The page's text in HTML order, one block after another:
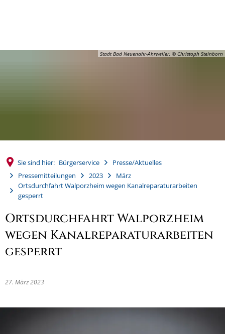
Stadt Bad Neuenahr-Ahrweiler, © Christoph Steinborn
Sie sind hier: Bürgerservice
Presse/Aktuelles
Pressemitteilungen
2023
März
Ortsdurchfahrt Walporzheim wegen Kanalreparaturarbeiten
gesperrt
Ortsdurchfahrt Walporzheim
wegen Kanalreparaturarbeiten
gesperrt
27. März 2023